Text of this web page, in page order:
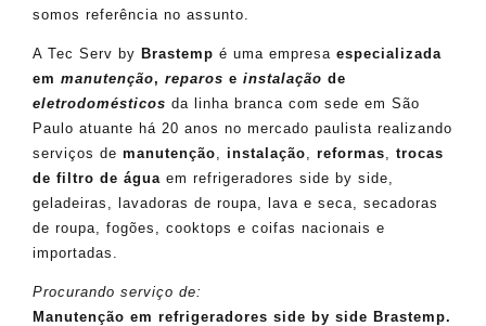
somos referência no assunto.
A Tec Serv by Brastemp é uma empresa especializada
em manutenção, reparos e instalação de
eletrodomésticos da linha branca com sede em São
Paulo atuante há 20 anos no mercado paulista realizando
serviços de manutenção instalação reformas
trocas
de filtro de água em refrigeradores side by side,
geladeiras, lavadoras de roupa, lava e seca, secadoras
de roupa, fogões, cooktops e coifas nacionais e
importadas.
Procurando serviço de:
Manutenção em refrigeradores side by side Brastemp.